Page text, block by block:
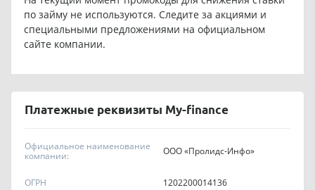
по займу не используются. Следите за акциями и
специальными предложениями на официальном
сайте компании.
Платежные реквизиты My-finance
Официальное наименование
компании:
ООО «Пролидс-Инфо»
ОГРН 1202200014136